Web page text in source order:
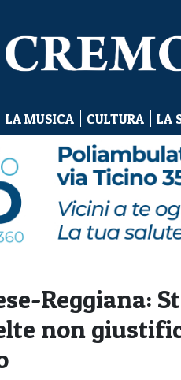
LA MUSICA CULTURA LA
Reggiana:
non